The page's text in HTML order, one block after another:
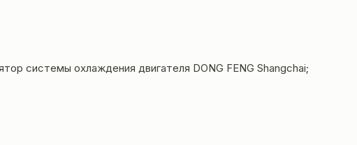
системы охлаждения двигателя DONG FENG Shangchai;